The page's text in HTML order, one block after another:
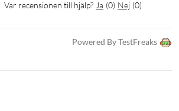
Var recensionen till hjälp? Ja (0) Nej (0)
Powered By TestFreaks